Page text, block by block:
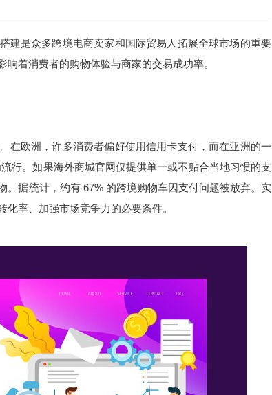
建是众多跨境电商卖家和国际贸易人拓展全球市场的重要
着消费者的购物体验与商家的交易成功率。
在欧洲，许多消费者偏好使用信用卡支付，而在亚洲的一
行。如果海外商城官网仅提供单一或不贴合当地习惯的支
。据统计，约有 67% 的跨境购物车因支付问题被放弃。实
率、加强市场竞争力的必要条件。